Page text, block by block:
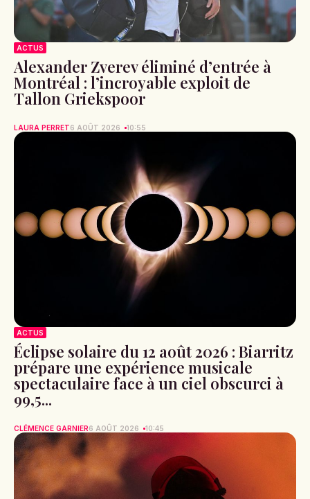
ACTUS
Alexander Zverev éliminé d’entrée à
Montréal : l’incroyable exploit de
Tallon Griekspoor
LAURA PERRET6 AOÛT 2026 10:55
ACTUS
Éclipse solaire du 12 août 2026 : Biarritz
prépare une expérience musicale
spectaculaire face à un ciel obscurci à
99,5...
CLÉMENCE GARNIER6 AOÛT 2026 10:45